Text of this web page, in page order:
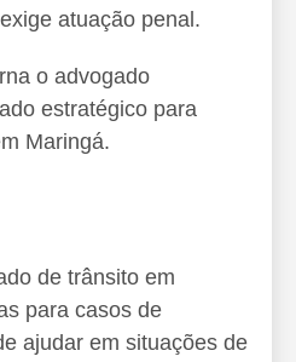
atuação penal.
o advogado
estratégico para
Maringá.
de trânsito em
para casos de
ajudar em situações de